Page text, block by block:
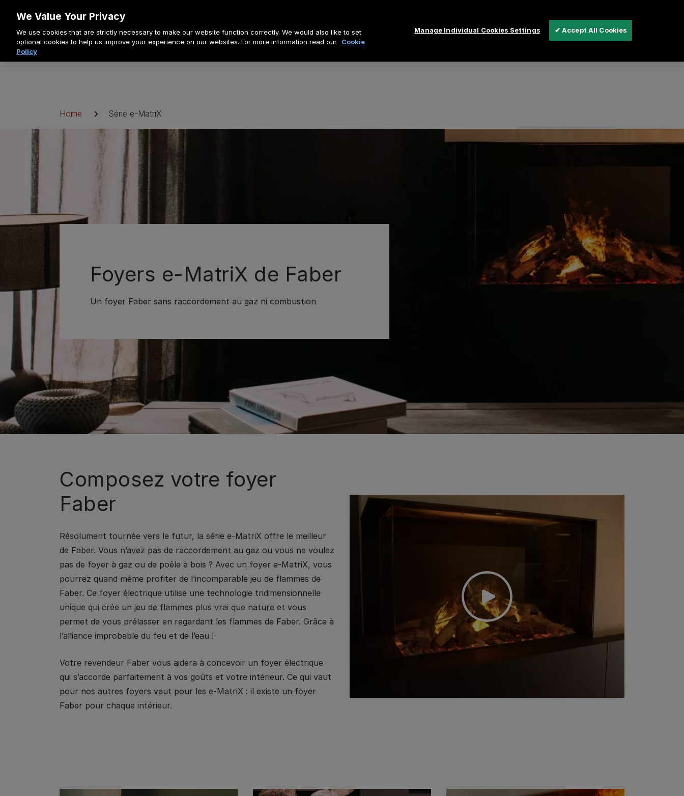
contenu
Fil
d'Ariane
Home Série e-MatriX
Foyers e-MatriX de Faber
Un foyer Faber sans raccordement au gaz ni combustion
Composez votre foyer
Faber
Résolument tournée vers le futur, la série e-MatriX offre le meilleur
de Faber. Vous n’avez pas de raccordement au gaz ou vous ne voulez
pas de foyer à gaz ou de poêle à bois ? Avec un foyer e-MatriX, vous
pourrez quand même profiter de l’incomparable jeu de flammes de
Faber. Ce foyer électrique utilise une technologie tridimensionnelle
unique qui crée un jeu de flammes plus vrai que nature et vous
permet de vous prélasser en regardant les flammes de Faber. Grâce à
l’alliance improbable du feu et de l’eau !
Votre revendeur Faber vous aidera à concevoir un foyer électrique
qui s’accorde parfaitement à vos goûts et votre intérieur. Ce qui vaut
pour nos autres foyers vaut pour les e-MatriX : il existe un foyer
Faber pour chaque intérieur.
We Value Your Privacy
We use cookies that are strictly necessary to make our website function correctly. We would also like to set
optional cookies to help us improve your experience on our websites. For more information read our
Cookie
Policy
Manage Individual Cookies Settings ✔ Accept All Cookies